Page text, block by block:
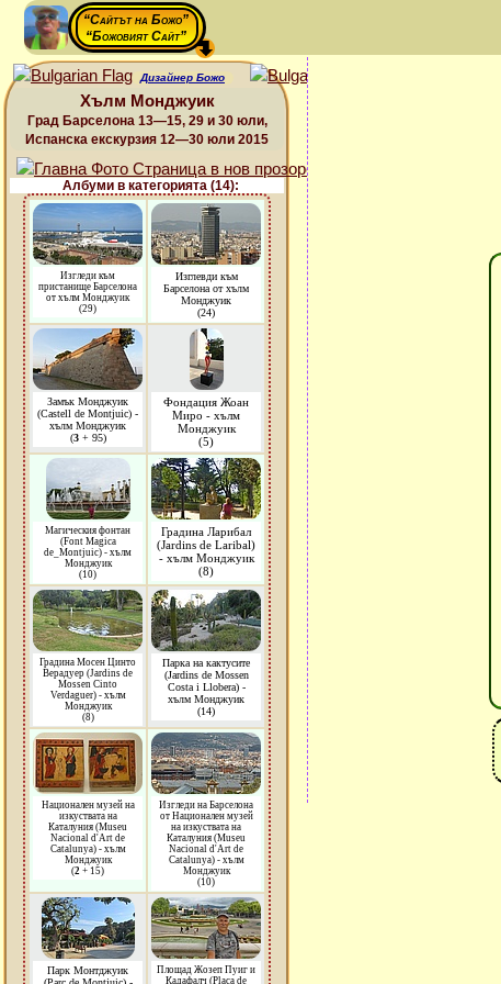
“Сайтът на Божо”
“Божовият Сайт”
Дизайнер Божо
Хълм Монджуик
Град Барселона 13—15, 29 и 30 юли,
Испанска екскурзия 12—30 юли 2015
Албуми в категорията (14):
Изгледи към
пристанище Барселона
от хълм Монджуик
(29)
Изглевди към
Барселона от хълм
Монджуик
(24)
Замък Монджуик
(Castell de Montjuic) -
хълм Монджуик
(3+ 95)
Фондация Жоан
Миро - хълм
Монджуик
(5)
Магическия фонтан
(Font Magica
de_Montjuic) - хълм
Монджуик
(10)
Градина Ларибал
(Jardins de Laribal)
- хълм Монджуик
(8)
Градина Мосен Цинто
Верадуер (Jardins de
Mossen Cinto
Verdaguer) - хълм
Монджуик
(8)
Парка на кактусите
(Jardins de Mossen
Costa i Llobera) -
хълм Монджуик
(14)
Национален музей на
изкуствата на
Каталуния (Museu
Nacional d'Art de
Catalunya) - хълм
Монджуик
(2 + 15)
Изгледи на Барселона
от Национален музей
на изкуствата на
Каталуния (Museu
Nacional d'Art de
Catalunya) - хълм
Монджуик
(10)
Парк Монтджуик
Площад Жозеп Пуиг и
Кадафалч (Placa de